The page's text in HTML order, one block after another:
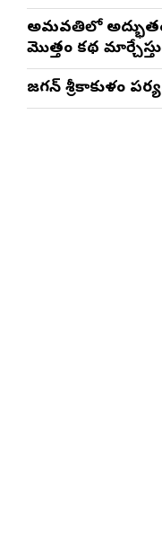
అమరావతిలో
మొత్తం కథ
జగన్ శ్రీకాకుళం